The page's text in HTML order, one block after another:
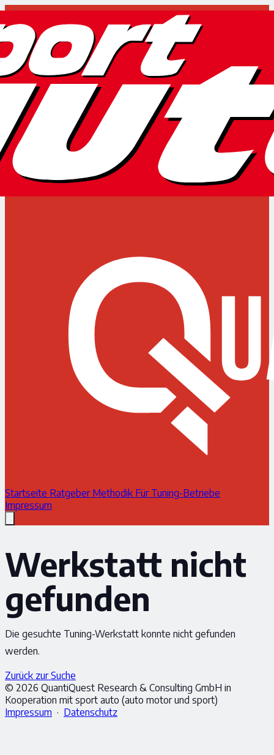
Startseite Ratgeber Methodik Für Tuning-Betriebe
Impressum
Werkstatt nicht
gefunden
Die gesuchte Tuning-Werkstatt konnte nicht gefunden
werden.
Zurück zur Suche
© 2026 QuantiQuest Research & Consulting GmbH in
Kooperation mit sport auto (auto motor und sport)
Impressum · Datenschutz